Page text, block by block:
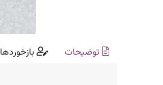
توضیحات بازخوردها